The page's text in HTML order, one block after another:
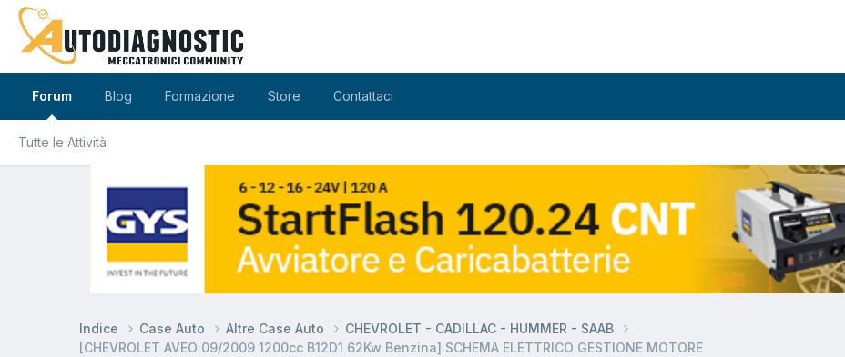
Forum
Tutte le Attività
Blog Formazione Store Contattaci
Indice Case Auto Altre Case Auto
CHEVROLET - CADILLAC - HUMMER - SAAB
[CHEVROLET AVEO 09/2009 1200cc B12D1 62Kw Benzina] SCHEMA ELETTRICO GESTIONE MOTORE